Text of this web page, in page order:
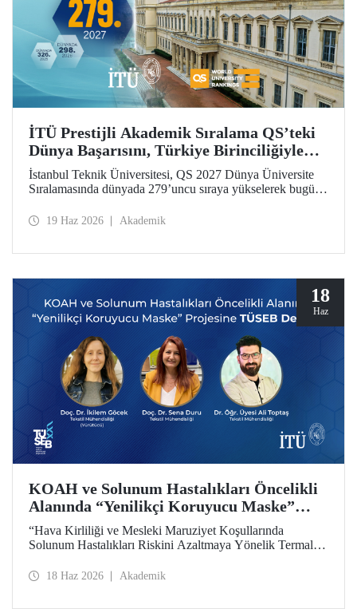
İTÜ Prestijli Akademik Sıralama QS’teki
Dünya Başarısını, Türkiye Birinciliğiyle
Taçlandırdı
İstanbul Teknik Üniversitesi, QS 2027 Dünya Üniversite
Sıralamasında dünyada 279’uncu sıraya yükselerek bugüne
sıralamaya giren 25 üniversite arasında ilk sırada yer aldı.
19 Haz 2026 Akademik
18
Haz
KOAH ve Solunum Hastalıkları Öncelikli
Alanında “Yenilikçi Koruyucu Maske”
Projesine TÜSEB Desteği
“Hava Kirliliği ve Mesleki Maruziyet Koşullarında
Solunum Hastalıkları Riskini Azaltmaya Yönelik Termal
Sisteminin Geliştirilmesi” başlıklı proje, Türkiye Sağlık
18 Haz 2026 Akademik